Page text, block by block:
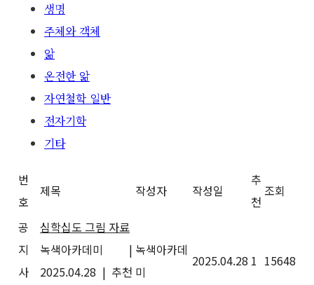
생명
주체와 객체
앎
온전한 앎
자연철학 일반
전자기학
기타
번
호
제목 작성자 작성일
추
천
조회
공
지
사
심학십도 그림 자료
녹색아카데미
|
2025.04.28 | 추천
녹색아카데
미
2025.04.28 1 15648